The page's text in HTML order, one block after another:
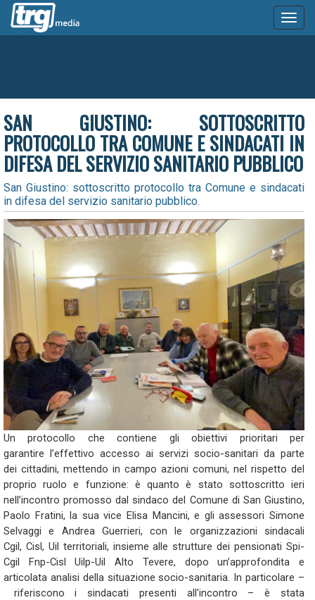
SAN GIUSTINO: SOTTOSCRITTO
PROTOCOLLO TRA COMUNE E SINDACATI IN
DIFESA DEL SERVIZIO SANITARIO PUBBLICO
San Giustino: sottoscritto protocollo tra Comune e sindacati
in difesa del servizio sanitario pubblico.
Un protocollo che contiene gli obiettivi prioritari per
garantire l’effettivo accesso ai servizi socio-sanitari da parte
dei cittadini, mettendo in campo azioni comuni, nel rispetto del
proprio ruolo e funzione: è quanto è stato sottoscritto ieri
nell’incontro promosso dal sindaco del Comune di San Giustino,
Paolo Fratini, la sua vice Elisa Mancini, e gli assessori Simone
Selvaggi e Andrea Guerrieri, con le organizzazioni sindacali
Cgil, Cisl, Uil territoriali, insieme alle strutture dei pensionati Spi-
Cgil Fnp-Cisl Uilp-Uil Alto Tevere, dopo un’approfondita e
articolata analisi della situazione socio-sanitaria. In particolare –
riferiscono i sindacati presenti all'incontro – è stata